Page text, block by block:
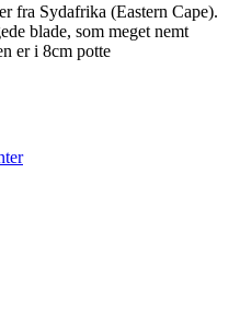
fra Sydafrika (Eastern Cape).
blade, som meget nemt
er i 8cm potte